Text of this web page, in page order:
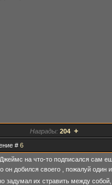
Награды: 204 +
# 6
на что-то подписался сам
он добился своего , пожалуй
задумал их стравить между